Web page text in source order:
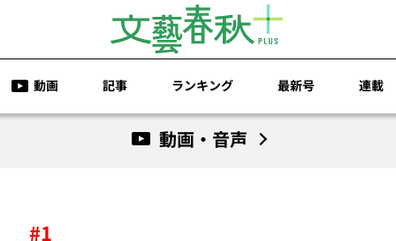
動画 記事 ランキング 最新号 連載
動画・音声
#1